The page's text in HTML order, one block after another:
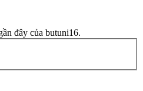
đây của butuni16.